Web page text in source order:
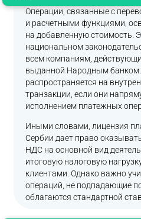
Операции, связанные с
и расчетными функциями,
на добавленную стоимость.
национальном
всем компаниям,
выданной Народным банком.
распространяется на
транзакции, если они
исполнением платежных
Иными словами, лицензия
Сербии дает право
НДС на основной вид
итоговую налоговую
клиентами. Однако важно
операций, не подпадающие
облагаются стандартной